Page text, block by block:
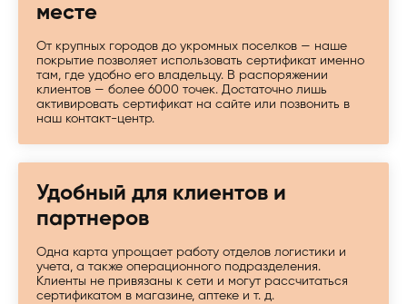
месте
От крупных городов до укромных поселков — наше
покрытие позволяет использовать сертификат именно
там, где удобно его владельцу. В распоряжении
клиентов — более 6000 точек. Достаточно лишь
активировать сертификат на сайте или позвонить в
наш контакт-центр.
Удобный для клиентов и
партнеров
Одна карта упрощает работу отделов логистики и
учета, а также операционного подразделения.
Клиенты не привязаны к сети и могут рассчитаться
сертификатом в магазине, аптеке и т. д.